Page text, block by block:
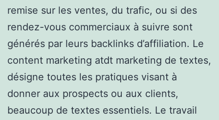
remise sur les ventes, du trafic, ou si des
rendez-vous commerciaux à suivre sont
générés par leurs backlinks d’affiliation. Le
content marketing atdt marketing de textes,
désigne toutes les pratiques visant à
donner aux prospects ou aux clients,
beaucoup de textes essentiels. Le travail